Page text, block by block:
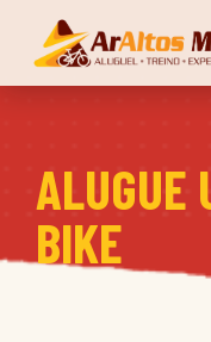
ALUGUE
BIKE